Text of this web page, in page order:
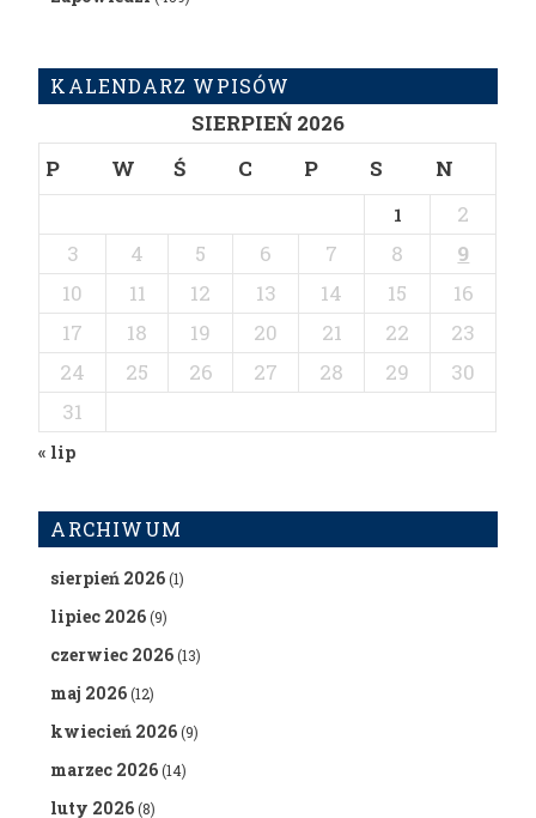
KALENDARZ WPISÓW
SIERPIEŃ 2026
P
W Ś C P S N
1
2
3
4 5 6 7 8
9
10
11 12 13 14 15
16
17
18 19 20 21 22
23
24
25 26 27 28 29
30
31
« lip
ARCHIWUM
sierpień 2026(1)
lipiec 2026(9)
czerwiec 2026(13)
maj 2026(12)
kwiecień 2026(9)
marzec 2026(14)
luty 2026(8)